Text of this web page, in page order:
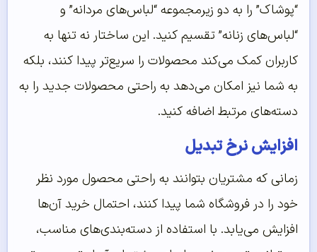
“پوشاک” را به دو زیرمجموعه “لباس‌های مردانه” و
“لباس‌های زنانه” تقسیم کنید. این ساختار نه تنها به
کاربران کمک می‌کند محصولات را سریع‌تر پیدا کنند، بلکه
به شما نیز امکان می‌دهد به راحتی محصولات جدید را به
دسته‌های مرتبط اضافه کنید.
افزایش نرخ تبدیل
زمانی که مشتریان بتوانند به راحتی محصول مورد نظر
خود را در فروشگاه شما پیدا کنند، احتمال خرید آن‌ها
افزایش می‌یابد. با استفاده از دسته‌بندی‌های مناسب،